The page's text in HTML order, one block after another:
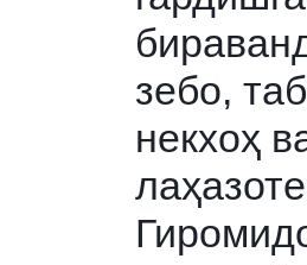
зебо,
некхоҳ